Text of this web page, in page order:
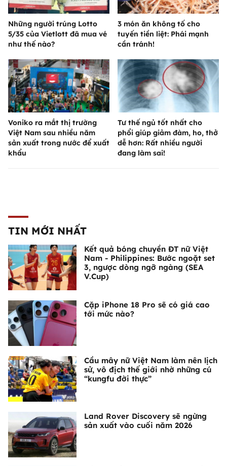
Những người trúng Lotto
5/35 của Vietlott đã mua vé
như thế nào?
3 món ăn không tố cho
tuyến tiền liệt: Phái mạnh
cần tránh!
Voniko ra mắt thị trường
Việt Nam sau nhiều năm
sản xuất trong nước để xuất
khẩu
Tư thế ngủ tốt nhất cho
phổi giúp giảm đàm, ho, thở
dễ hơn: Rất nhiều người
đang làm sai!
TIN MỚI NHẤT
Kết quả bóng chuyền ĐT nữ Việt
Nam - Philippines: Bước ngoặt set
3, ngược dòng ngỡ ngàng (SEA
V.Cup)
Cặp iPhone 18 Pro sẽ có giá cao
tới mức nào?
Cầu mây nữ Việt Nam làm nên lịch
sử, vô địch thế giới nhờ những cú
“kungfu đời thực”
Land Rover Discovery sẽ ngừng
sản xuất vào cuối năm 2026